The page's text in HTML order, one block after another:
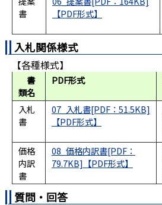
書
入札関係様式
【各種様式】
書
類名
PDF形式
入札
書
07_入札書[PDF：51.5KB]
価格
内訳
書
08_価格内訳書[PDF：
79.7KB]
質問・回答